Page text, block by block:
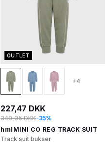
OUTLET
+4
227,47 DKK
349,95 DKK-35%
hmlMINI CO REG TRACK SUIT
Track suit bukser